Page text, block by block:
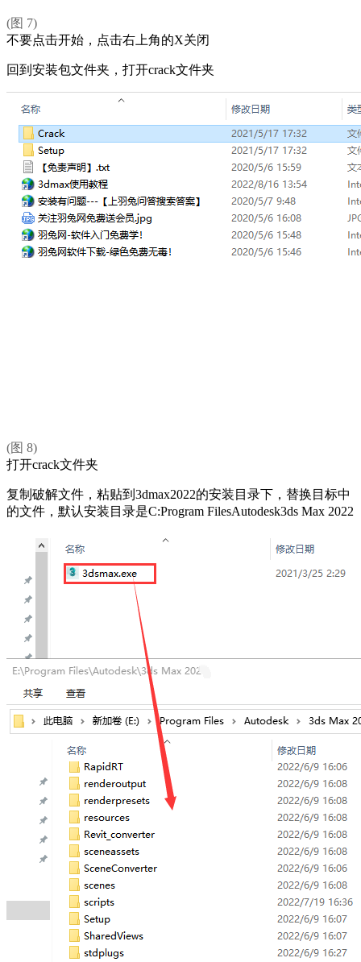
(图 7)
不要点击开始，点击右上角的X关闭
回到安装包文件夹，打开crack文件夹
(图 8)
打开crack文件夹
复制破解文件，粘贴到3dmax2022的安装目录下，替换目标中
的文件，默认安装目录是C:Program FilesAutodesk3ds Max 2022